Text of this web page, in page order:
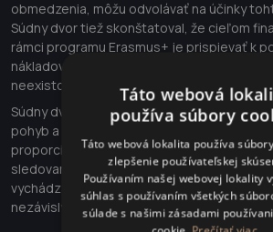
obmedzenia, môžu odvolávať na účinky
Súdny dvor tiež skonštatoval, že cieľom
rámci programu Erasmus+ je prispievať k
nákladov, ktoré by v prípade neexistencie
neexistovali.
Súdny dvor na záver uviedol, že
pohyb a pobyt je možné za predpokladu
proporcionality, obmedzenie musí byť
sledovanému cieľu a môže byť
vychádza z objektívnych hľadísk
nezávislých od štátnej príslušnosti
Táto webová
používa súbory
Táto webová lokalita používa
zlepšenie používateľskej
Používaním našej webovej lokality
súhlas s používaním všetkých
súlade s našimi zásadami